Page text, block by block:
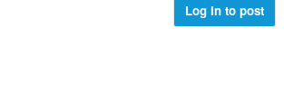
Log in to post